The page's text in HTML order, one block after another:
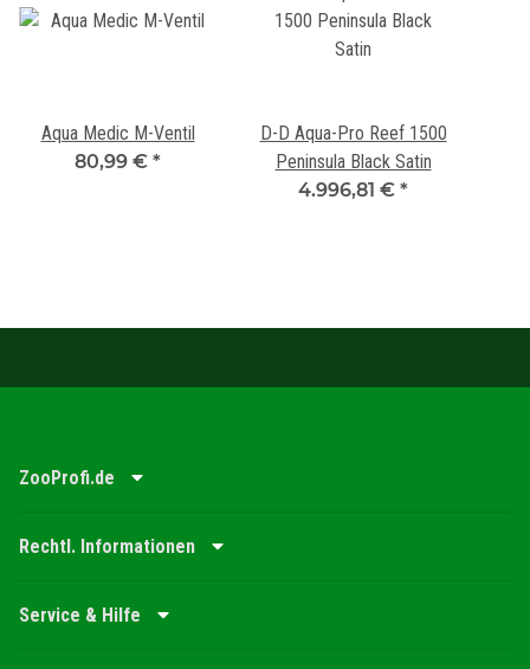
Aqua Medic M-Ventil
80,99 € *
D-D Aqua-Pro Reef 1500
Peninsula Black Satin
4.996,81 € *
ZooProfi.de
Rechtl. Informationen
Service & Hilfe